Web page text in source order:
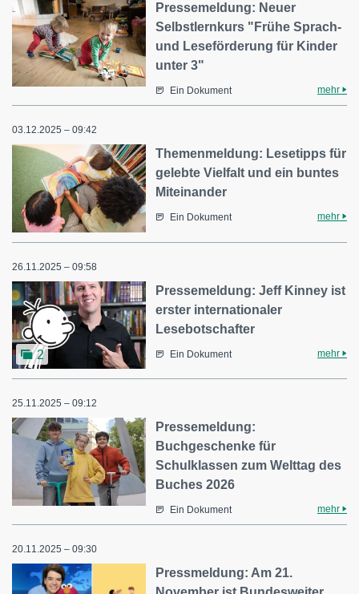
Pressemeldung: Neuer
Selbstlernkurs "Frühe Sprach-
und Leseförderung für Kinder
unter 3"
Ein Dokument mehr
03.12.2025 – 09:42
Themenmeldung: Lesetipps für
gelebte Vielfalt und ein buntes
Miteinander
Ein Dokument mehr
26.11.2025 – 09:58
2
Pressemeldung: Jeff Kinney ist
erster internationaler
Lesebotschafter
Ein Dokument mehr
25.11.2025 – 09:12
Pressemeldung:
Buchgeschenke für
Schulklassen zum Welttag des
Buches 2026
Ein Dokument mehr
20.11.2025 – 09:30
Pressmeldung: Am 21.